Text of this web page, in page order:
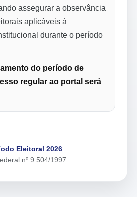
assegurar a observância
aplicáveis à
durante o período
do período de
regular ao portal será
Eleitoral 2026
nº 9.504/1997